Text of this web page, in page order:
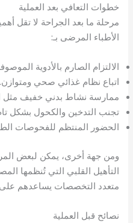
خطوات التعافي بعد العملية
مرحلة ما بعد الجراحة لا تقل
الأطباء المرضى بـ:
الالتزام الصارم بالأدوية
اتباع نظام غذائي صحي ومتوازن.
ممارسة نشاط بدني خفيف مثل
تجنب التدخين والكحول بشكل
الحضور المنتظم للفحوصات
ومن جهة أخرى، يمكن لبعض
التأهيل القلبي التي تُنظمها
متعدد التخصصات يساعدهم على
نصائح قبل العملية